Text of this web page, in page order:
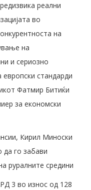
реални
во
на
на
и сериозно
стандарди
Фатмир Битиќи
за економски
Кирил Миноски
да го забави
руралните средини
3 во износ од 128